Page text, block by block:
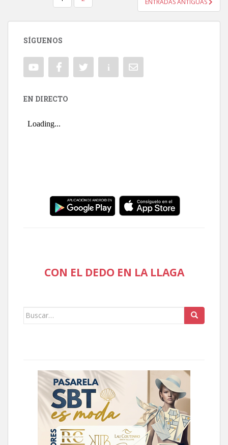
NAVEGACIÓN DE ENTRADAS
ENTRADAS ANTIGUAS
SÍGUENOS
EN DIRECTO
CON EL DEDO EN LA LLAGA
Buscar: